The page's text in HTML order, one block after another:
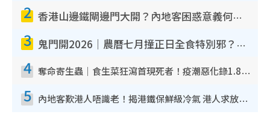
2 香港山邊鐵閘邊門大開？內地客困惑意義何在！網民神回覆：呢種叫法理性防禦
3 鬼門開2026｜農曆七月撞正日全食特別邪？專家警告切忌做一事！揭4大禁忌+2招保平安
4 奪命寄生蟲｜食生菜狂瀉首現死者！疫潮惡化錄1.8萬宗病例 揭洗菜3大謬誤
5 內地客歎港人唔識老！揭港鐵保鮮級冷氣 港人求放過：咪投訴